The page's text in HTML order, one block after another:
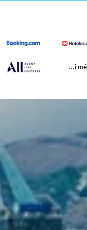
...i